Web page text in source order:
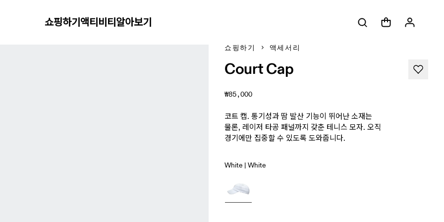
쇼핑하기 액티비티알아보기
쇼핑하기 액세서리
Court Cap
₩85,000
코트 캡. 통기성과 땀 발산 기능이 뛰어난 소재는
물론, 레이저 타공 패널까지 갖춘 테니스 모자. 오직
경기에만 집중할 수 있도록 도와줍니다.
White | White